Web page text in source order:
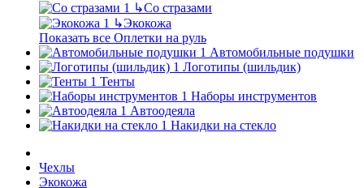
↳Со стразами
↳Экокожа
Показать все Оплетки на руль
Автомобильные подушки
Логотипы (шильдик)
Тенты
Наборы инструментов
Автоодеяла
Накидки на стекло
Чехлы
Экокожа